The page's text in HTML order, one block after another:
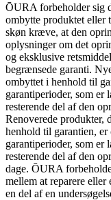
ŌURA forbeholder sig
ombytte produktet eller
skøn kræve, at den
oplysninger om det
og eksklusive
begrænsede garanti.
ombyttet i henhold til
garantiperioder, som er
resterende del af den
Renoverede produkter,
henhold til garantien,
garantiperioder, som er
resterende del af den
dage. ŌURA
mellem at reparere eller
en del af en